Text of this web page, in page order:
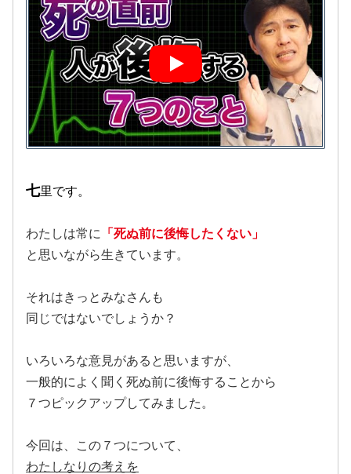
七里です。
わたしは常に
「死ぬ前に後悔したくない」
と思いながら生きています。
それはきっとみなさんも
同じではないでしょうか？
いろいろな意見があると思いますが、
一般的によく聞く死ぬ前に後悔することから
７つピックアップしてみました。
今回は、この７つについて、
わたしなりの考えを